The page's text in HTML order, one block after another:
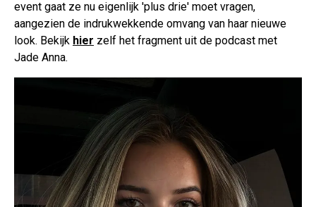
event gaat ze nu eigenlijk 'plus drie' moet vragen,
aangezien de indrukwekkende omvang van haar nieuwe
look. Bekijk hier zelf het fragment uit de podcast met
Jade Anna.